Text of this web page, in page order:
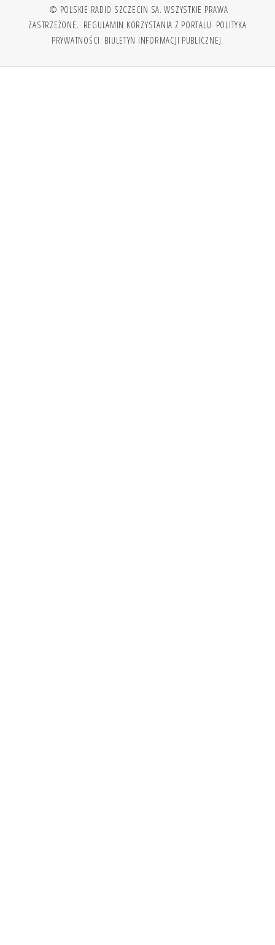
© POLSKIE RADIO SZCZECIN SA. WSZYSTKIE PRAWA
ZASTRZEŻONE. REGULAMIN KORZYSTANIA Z PORTALU POLITYKA
PRYWATNOŚCI BIULETYN INFORMACJI PUBLICZNEJ